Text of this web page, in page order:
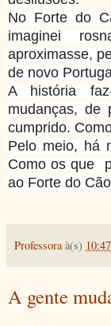
No Forte do
imaginei
aproximasse,
de novo
A história
mudanças, de
cumprido.
Pelo meio, há
Como os que
ao Forte do
Professora à(s) 10:47
A gente